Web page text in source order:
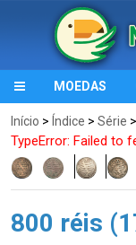
MOEDAS
Início > Índice > Série
TypeError: Failed to
800 réis